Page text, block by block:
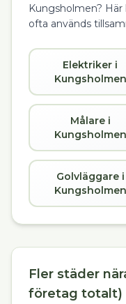
Kungsholmen?
ofta används
Elektriker i
Kungsholmen
Målare i
Kungsholmen
Golvläggare i
Kungsholmen
Fler städer
företag totalt)